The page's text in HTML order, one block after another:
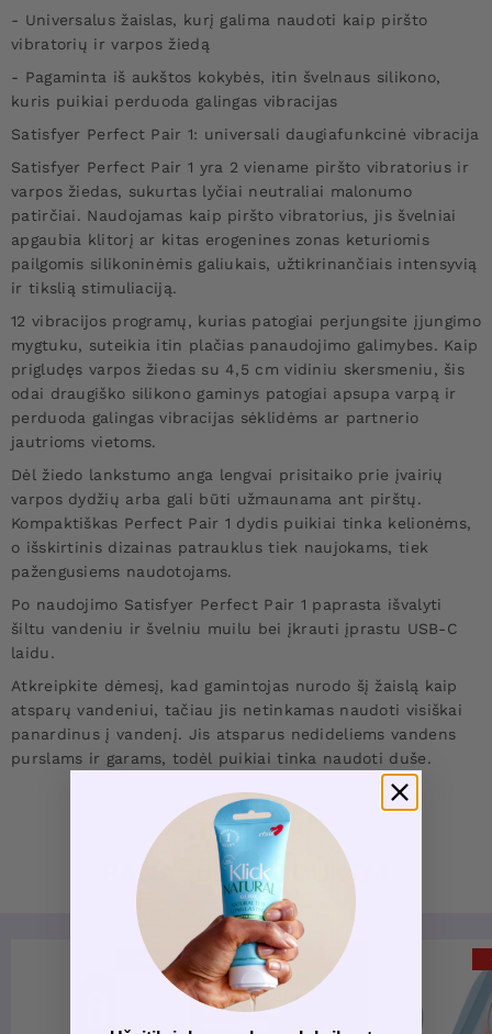
- Universalus žaislas, kurį galima naudoti kaip piršto
vibratorių ir varpos žiedą
- Pagaminta iš aukštos kokybės, itin švelnaus silikono,
kuris puikiai perduoda galingas vibracijas
Satisfyer Perfect Pair 1: universali daugiafunkcinė vibracija
Satisfyer Perfect Pair 1 yra 2 viename piršto vibratorius ir
varpos žiedas, sukurtas lyčiai neutraliai malonumo
patirčiai. Naudojamas kaip piršto vibratorius, jis švelniai
apgaubia klitorį ar kitas erogenines zonas keturiomis
pailgomis silikoninėmis galiukais, užtikrinančiais intensyvią
ir tikslią stimuliaciją.
12 vibracijos programų, kurias patogiai perjungsite įjungimo
mygtuku, suteikia itin plačias panaudojimo galimybes. Kaip
prigludęs varpos žiedas su 4,5 cm vidiniu skersmeniu, šis
odai draugiško silikono gaminys patogiai apsupa varpą ir
perduoda galingas vibracijas sėklidėms ar partnerio
jautrioms vietoms.
Dėl žiedo lankstumo anga lengvai prisitaiko prie įvairių
varpos dydžių arba gali būti užmaunama ant pirštų.
Kompaktiškas Perfect Pair 1 dydis puikiai tinka kelionėms,
o išskirtinis dizainas patrauklus tiek naujokams, tiek
pažengusiems naudotojams.
Po naudojimo Satisfyer Perfect Pair 1 paprasta išvalyti
šiltu vandeniu ir švelniu muilu bei įkrauti įprastu USB-C
laidu.
Atkreipkite dėmesį, kad gamintojas nurodo šį žaislą kaip
atsparų vandeniui, tačiau jis netinkamas naudoti visiškai
panardinus į vandenį. Jis atsparus nedideliems vandens
purslams ir garams, todėl puikiai tinka naudoti duše.
PANAŠŪS PRODUKTAI
-42% -36%